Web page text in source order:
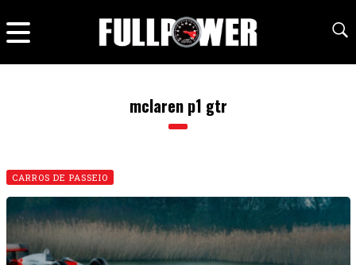
mclaren p1 gtr
CARROS DE PASSEIO